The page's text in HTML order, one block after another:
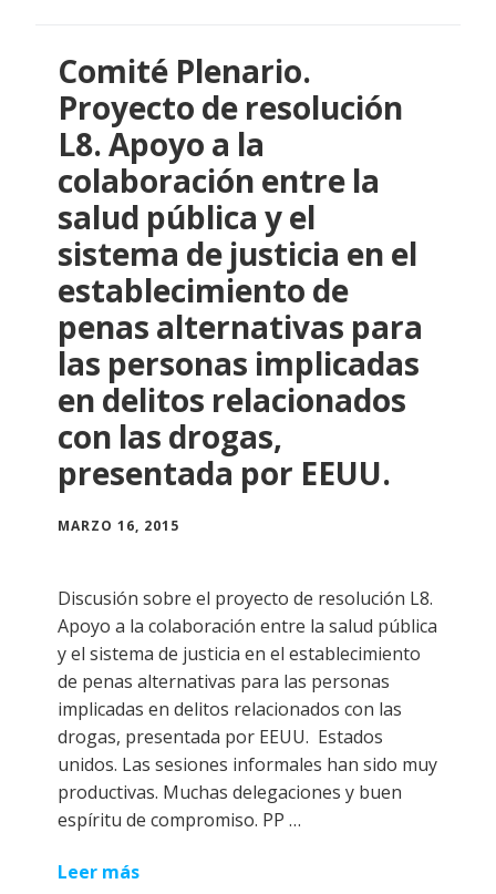
Comité Plenario.
Proyecto de resolución
L8. Apoyo a la
colaboración entre la
salud pública y el
sistema de justicia en el
establecimiento de
penas alternativas para
las personas implicadas
en delitos relacionados
con las drogas,
presentada por EEUU.
MARZO 16, 2015
Discusión sobre el proyecto de resolución L8.
Apoyo a la colaboración entre la salud pública
y el sistema de justicia en el establecimiento
de penas alternativas para las personas
implicadas en delitos relacionados con las
drogas, presentada por EEUU. Estados
unidos. Las sesiones informales han sido muy
productivas. Muchas delegaciones y buen
espíritu de compromiso. PP …
Leer más